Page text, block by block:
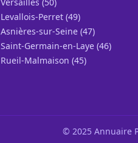
Levallois-Perret (49)
Asnières-sur-Seine (47)
Saint-Germain-en-Laye (46)
Rueil-Malmaison (45)
© 2025 Annuaire